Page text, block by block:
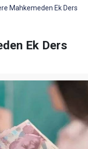
Mahkemeden Ek Ders
Ek Ders